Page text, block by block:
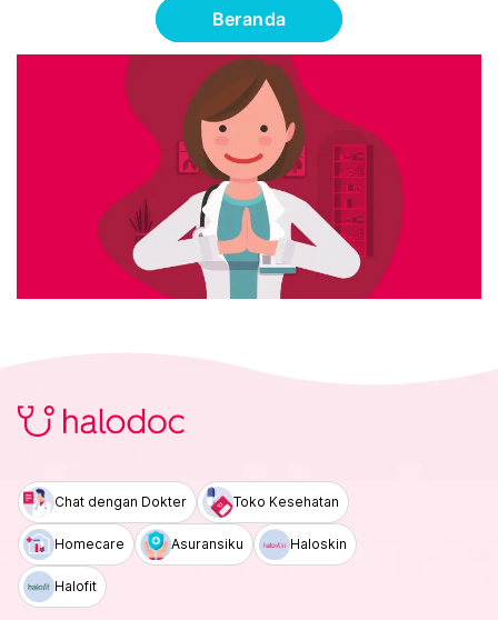
Beranda
Chat dengan Dokter Toko Kesehatan
Homecare Asuransiku Haloskin
Halofit